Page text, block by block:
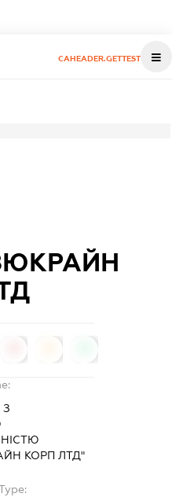
CAHEADER.GETTEST
КОРП ЛТД"